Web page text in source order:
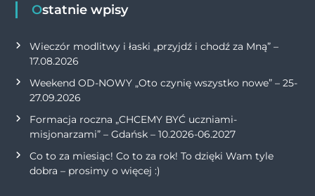
Ostatnie wpisy
Wieczór modlitwy i łaski „przyjdź i chodź za Mną” –
17.08.2026
Weekend OD-NOWY „Oto czynię wszystko nowe” – 25-
27.09.2026
Formacja roczna „CHCEMY BYĆ uczniami-
misjonarzami” – Gdańsk – 10.2026-06.2027
Co to za miesiąc! Co to za rok! To dzięki Wam tyle
dobra – prosimy o więcej :)